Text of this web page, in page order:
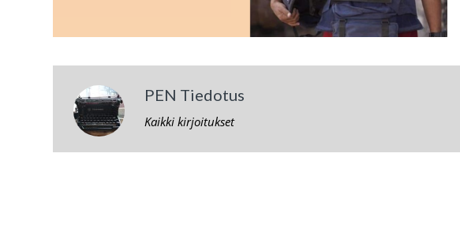
PEN Tiedotus
Kaikki kirjoitukset